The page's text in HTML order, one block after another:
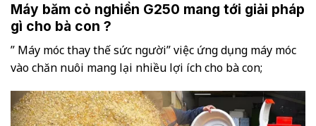
Máy băm cỏ nghiền G250 mang tới giải pháp
gì cho bà con ?
” Máy móc thay thế sức người” việc ứng dụng máy móc
vào chăn nuôi mang lại nhiều lợi ích cho bà con;